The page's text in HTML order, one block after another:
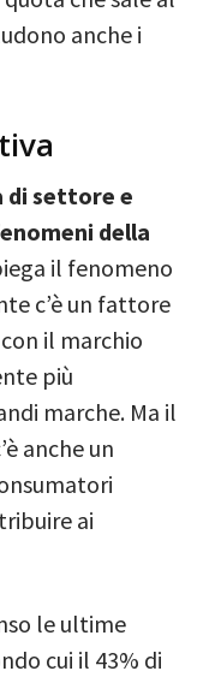
anche i
di settore e
della
il fenomeno
c’è un fattore
il marchio
più
marche. Ma il
anche un
ai
le ultime
cui il 43% di